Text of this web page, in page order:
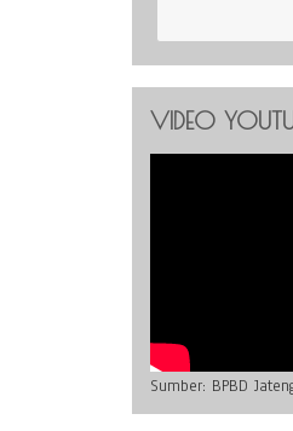
VIDEO
Sumber: BPBD